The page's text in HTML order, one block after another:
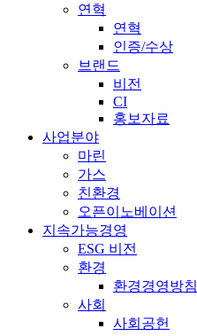
연혁
연혁
인증/수상
브랜드
비전
CI
홍보자료
사업분야
마린
가스
친환경
오픈이노베이션
지속가능경영
ESG 비전
환경
환경경영방침
사회
사회공헌